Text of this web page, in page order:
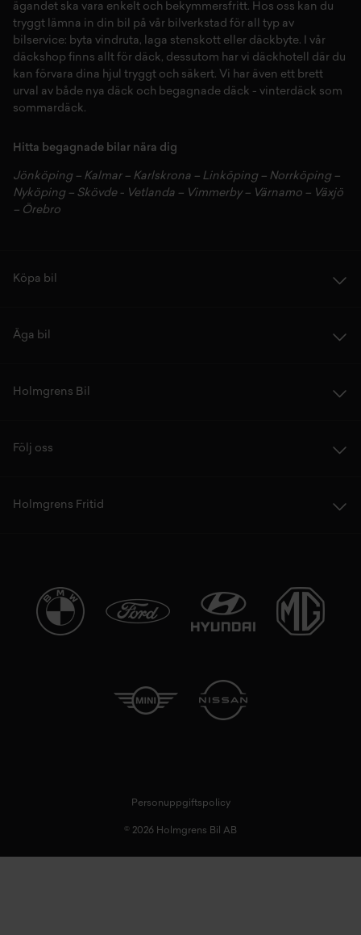
ägandet ska vara enkelt och bekymmersfritt. Hos oss kan du
tryggt lämna in din bil på vår bilverkstad för all typ av
bilservice: byta vindruta, laga stenskott eller däckbyte. I vår
däckshop finns allt för däck, dessutom har vi däckhotell där du
kan förvara dina hjul tryggt och säkert. Vi har även ett brett
urval av både nya däck och begagnade däck - vinterdäck som
sommardäck.
Hitta begagnade bilar nära dig
Jönköping– Kalmar – Karlskrona – Linköping– Norrköping–
Nyköping– Skövde- Vetlanda – Vimmerby– Värnamo – Växjö
– Örebro
Köpa bil
Äga bil
Holmgrens Bil
Följ oss
Holmgrens Fritid
Personuppgiftspolicy
© 2026 Holmgrens Bil AB